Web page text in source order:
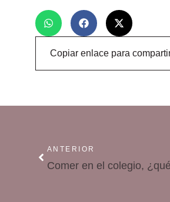
Copiar enlace para
ANTERIOR